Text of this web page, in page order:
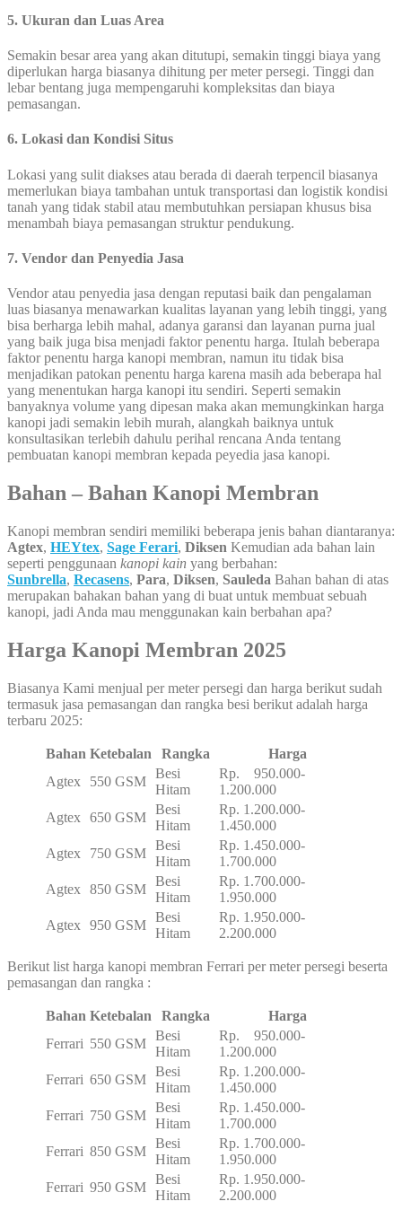
5. Ukuran dan Luas Area
Semakin besar area yang akan ditutupi, semakin tinggi biaya yang
diperlukan harga biasanya dihitung per meter persegi. Tinggi dan
lebar bentang juga mempengaruhi kompleksitas dan biaya
pemasangan.
6. Lokasi dan Kondisi Situs
Lokasi yang sulit diakses atau berada di daerah terpencil biasanya
memerlukan biaya tambahan untuk transportasi dan logistik kondisi
tanah yang tidak stabil atau membutuhkan persiapan khusus bisa
menambah biaya pemasangan struktur pendukung.
7. Vendor dan Penyedia Jasa
Vendor atau penyedia jasa dengan reputasi baik dan pengalaman
luas biasanya menawarkan kualitas layanan yang lebih tinggi, yang
bisa berharga lebih mahal, adanya garansi dan layanan purna jual
yang baik juga bisa menjadi faktor penentu harga. Itulah beberapa
faktor penentu harga kanopi membran, namun itu tidak bisa
menjadikan patokan penentu harga karena masih ada beberapa hal
yang menentukan harga kanopi itu sendiri. Seperti semakin
banyaknya volume yang dipesan maka akan memungkinkan harga
kanopi jadi semakin lebih murah, alangkah baiknya untuk
konsultasikan terlebih dahulu perihal rencana Anda tentang
pembuatan kanopi membran kepada peyedia jasa kanopi.
Bahan – Bahan Kanopi Membran
Kanopi membran sendiri memiliki beberapa jenis bahan diantaranya:
Agtex, HEYtex, Sage Ferari, Diksen Kemudian ada bahan lain
seperti penggunaan kanopi kain yang berbahan:
Sunbrella, Recasens, Para, Diksen, Sauleda Bahan bahan di atas
merupakan bahakan bahan yang di buat untuk membuat sebuah
kanopi, jadi Anda mau menggunakan kain berbahan apa?
Harga Kanopi Membran 2025
Biasanya Kami menjual per meter persegi dan harga berikut sudah
termasuk jasa pemasangan dan rangka besi berikut adalah harga
terbaru 2025:
Bahan Ketebalan Rangka
Harga
Agtex
550 GSM
Besi
Hitam
Rp. 950.000-
1.200.000
Agtex
650 GSM
Besi
Hitam
Rp. 1.200.000-
1.450.000
Agtex
750 GSM
Besi
Hitam
Rp. 1.450.000-
1.700.000
Agtex
850 GSM
Besi
Hitam
Rp. 1.700.000-
1.950.000
Agtex
950 GSM
Besi
Hitam
Rp. 1.950.000-
2.200.000
Berikut list harga kanopi membran Ferrari per meter persegi beserta
pemasangan dan rangka :
Bahan Ketebalan Rangka
Harga
Ferrari 550 GSM
Besi
Hitam
Rp. 950.000-
1.200.000
Ferrari 650 GSM
Besi
Hitam
Rp. 1.200.000-
1.450.000
Ferrari 750 GSM
Besi
Hitam
Rp. 1.450.000-
1.700.000
Ferrari 850 GSM
Besi
Hitam
Rp. 1.700.000-
1.950.000
Ferrari 950 GSM
Besi
Hitam
Rp. 1.950.000-
2.200.000